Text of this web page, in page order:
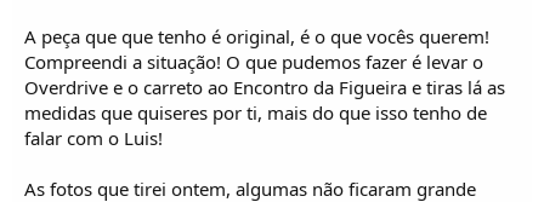
A peça que que tenho é original, é o que vocês querem!
Compreendi a situação! O que pudemos fazer é levar o
Overdrive e o carreto ao Encontro da Figueira e tiras lá as
medidas que quiseres por ti, mais do que isso tenho de
falar com o Luis!
As fotos que tirei ontem, algumas não ficaram grande